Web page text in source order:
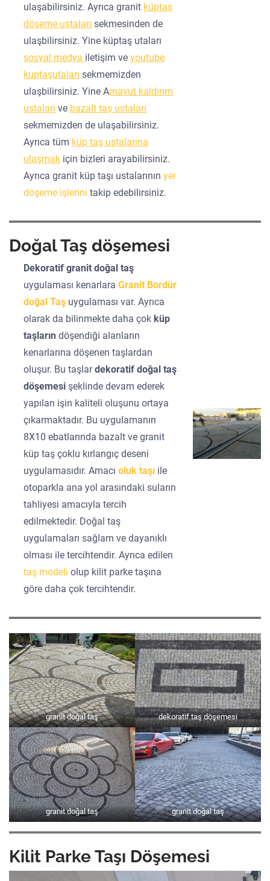
ulaşabilirsiniz. Ayrıca granit küptaş
döşeme ustaları sekmesinden de
ulaşbilirsiniz. Yine küptaş utaları
sosyal medya iletişim veyoutube
kuptaşutaları sekmemizden
ulaşbilirsiniz. Yine Arnavut kaldırım
ustaları ve bazalt taş ustaları
sekmemizden de ulaşabilirsiniz.
Ayrıca tüm küp taş ustalarına
ulaşmak için bizleri arayabilirsiniz.
Ayrıca granit küp taşı ustalarının yer
döşeme işlerini takip edebilirsiniz.
Doğal Taş döşemesi
Dekoratif granit doğal taş
uygulaması kenarlaraGranit Bordür
doğal Taş uygulaması var. Ayrıca
olarak da bilinmekte daha çok küp
taşların döşendiği alanların
kenarlarına döşenen taşlardan
oluşur. Bu taşlardekoratif doğal taş
döşemesişeklinde devam ederek
yapılan işin kaliteli oluşunu ortaya
çıkarmaktadır. Bu uygulamanın
8X10 ebatlarında bazalt ve granit
küp taş çoklu kırlangıç deseni
uygulamasıdır. Amacıoluk taşı ile
otoparkla ana yol arasındaki suların
tahliyesi amacıyla tercih
edilmektedir. Doğal taş
uygulamaları sağlam ve dayanıklı
olması ile tercihtendir. Ayrıca edilen
taş modeliolup kilit parke taşına
göre daha çok tercihtendir.
granit doğal taş dekoratif taş döşemesi
granit doğal taş granit doğal taş
Kilit Parke Taşı Döşemesi